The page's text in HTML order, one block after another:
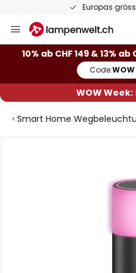
Europas
Inhalt
springen
10% ab CHF 149 & 13% ab
Code:WOW
WOW Week:
Smart Home